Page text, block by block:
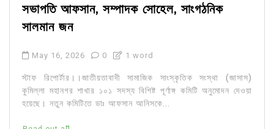
সভাপতি আফসান, সম্পাদক সোহেল, সাংগঠনিক
সালমান জন
May 16, 2026 0 1 word
স্টাফ রিপোর্টার।।জাতীয়তাবাদী সামাজিক সাংস্কৃতিক সংস্থা (জাসাস)
কুমিল্লা মহানগর শাখার ১০১ সদস্য বিশিষ্ট পূর্ণাঙ্গ কমিটি অনুমোদন দেওয়া
হয়েছে। নতুন কমিটিতে ডাঃ আফসান আনিসকে...